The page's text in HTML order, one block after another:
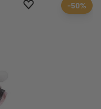
Ajouter aux favoris
Supprimer des
-50%